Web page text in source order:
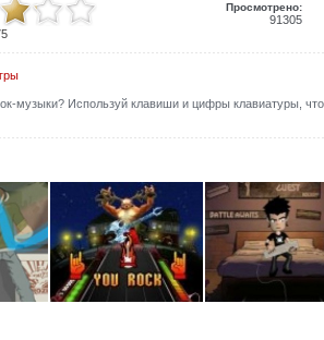
Просмотрено:
91305
музыки? Используй клавиши и цифры клавиатуры,